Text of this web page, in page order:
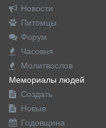
Новости
Питомцы
Форум
Часовня
Молитвослов
Мемориалы людей
Создать
Новые
Годовщина